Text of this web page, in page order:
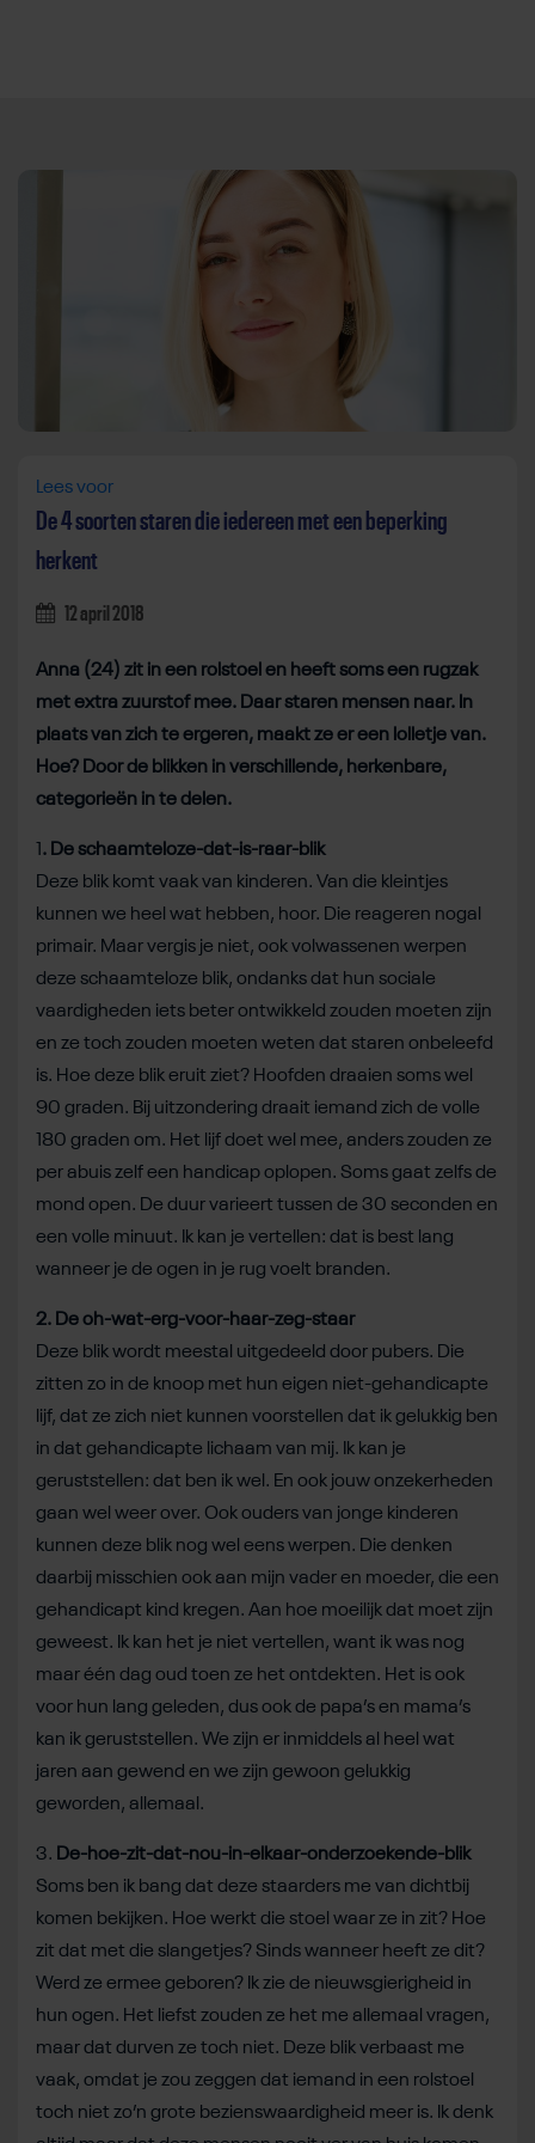
Direct door naar content
Lees voor
De 4 soorten staren die iedereen met een beperking
herkent
12 april 2018
Anna (24) zit in een rolstoel en heeft soms een rugzak
met extra zuurstof mee. Daar staren mensen naar. In
plaats van zich te ergeren, maakt ze er een lolletje van.
Hoe? Door de blikken in verschillende, herkenbare,
categorieën in te delen.
. De schaamteloze-dat-is-raar-blik
Deze blik komt vaak van kinderen. Van die kleintjes
kunnen we heel wat hebben, hoor. Die reageren nogal
primair. Maar vergis je niet, ook volwassenen werpen
deze schaamteloze blik, ondanks dat hun sociale
vaardigheden iets beter ontwikkeld zouden moeten zijn
en ze toch zouden moeten weten dat staren onbeleefd
is. Hoe deze blik eruit ziet? Hoofden draaien soms wel
90 graden. Bij uitzondering draait iemand zich de volle
180 graden om. Het lijf doet wel mee, anders zouden ze
per abuis zelf een handicap oplopen. Soms gaat zelfs de
mond open. De duur varieert tussen de 30 seconden en
een volle minuut. Ik kan je vertellen: dat is best lang
wanneer je de ogen in je rug voelt branden.
2. De oh-wat-erg-voor-haar-zeg-staar
Deze blik wordt meestal uitgedeeld door pubers. Die
zitten zo in de knoop met hun eigen niet-gehandicapte
lijf, dat ze zich niet kunnen voorstellen dat ik gelukkig ben
in dat gehandicapte lichaam van mij. Ik kan je
geruststellen: dat ben ik wel. En ook jouw onzekerheden
gaan wel weer over. Ook ouders van jonge kinderen
kunnen deze blik nog wel eens werpen. Die denken
daarbij misschien ook aan mijn vader en moeder, die een
gehandicapt kind kregen. Aan hoe moeilijk dat moet zijn
geweest. Ik kan het je niet vertellen, want ik was nog
maar één dag oud toen ze het ontdekten. Het is ook
voor hun lang geleden, dus ook de papa’s en mama’s
kan ik geruststellen. We zijn er inmiddels al heel wat
jaren aan gewend en we zijn gewoon gelukkig
geworden, allemaal.
3. De-hoe-zit-dat-nou-in-elkaar-onderzoekende-blik
Soms ben ik bang dat deze staarders me van dichtbij
komen bekijken. Hoe werkt die stoel waar ze in zit? Hoe
zit dat met die slangetjes? Sinds wanneer heeft ze dit?
Werd ze ermee geboren? Ik zie de nieuwsgierigheid in
hun ogen. Het liefst zouden ze het me allemaal vragen,
maar dat durven ze toch niet. Deze blik verbaast me
vaak, omdat je zou zeggen dat iemand in een rolstoel
toch niet zo’n grote bezienswaardigheid meer is. Ik denk